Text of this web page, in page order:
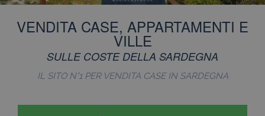
VENDITA CASE, APPARTAMENTI E
VILLE
SULLE COSTE DELLA SARDEGNA
IL SITO N°1 PER VENDITA CASE IN SARDEGNA